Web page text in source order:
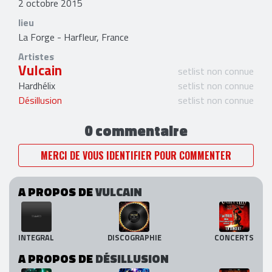
lieu
La Forge - Harfleur, France
Artistes
Vulcain
setlist non connue
Hardhélix
setlist non connue
Désillusion
setlist non connue
0 commentaire
MERCI DE VOUS IDENTIFIER POUR COMMENTER
A PROPOS DEVULCAIN
INTEGRAL DISCOGRAPHIE CONCERTS
A PROPOS DEDÉSILLUSION